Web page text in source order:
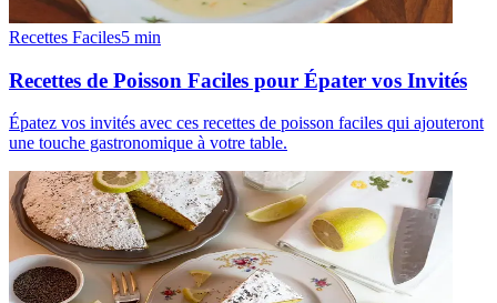
Recettes Faciles5 min
Recettes de Poisson Faciles pour Épater vos Invités
Épatez vos invités avec ces recettes de poisson faciles qui ajouteront
une touche gastronomique à votre table.